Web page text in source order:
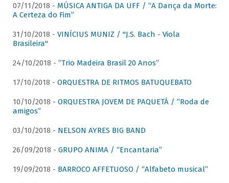
07/11/2018 - MÚSICA ANTIGA DA UFF / “A Dança da Morte:
A Certeza do Fim”
31/10/2018 - VINÍCIUS MUNIZ / "J.S. Bach - Viola
Brasileira"
24/10/2018 - “Trio Madeira Brasil 20 Anos”
17/10/2018 - ORQUESTRA DE RITMOS BATUQUEBATO
10/10/2018 - ORQUESTRA JOVEM DE PAQUETÁ / “Roda de
amigos”
03/10/2018 - NELSON AYRES BIG BAND
26/09/2018 - GRUPO ANIMA / “Encantaria”
19/09/2018 - BARROCO AFFETUOSO / “Alfabeto musical”